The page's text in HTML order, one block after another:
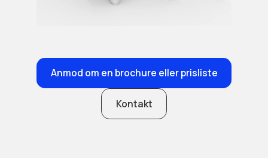
Anmod om en brochure eller prisliste
Kontakt